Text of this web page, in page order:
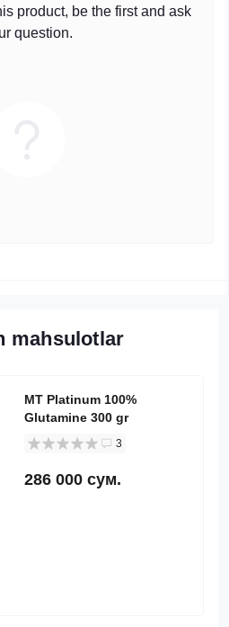
product, be the first and ask
question.
mahsulotlar
MT Platinum 100%
Glutamine 300 gr
3
286 000 сум.